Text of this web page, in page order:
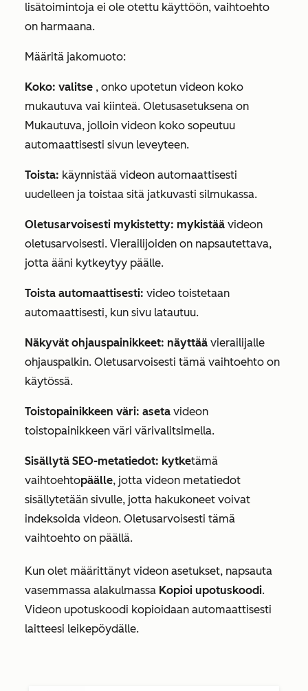
lisätoimintoja ei ole otettu käyttöön, vaihtoehto
on harmaana.
Määritä jakomuoto:
Koko: valitse , onko upotetun videon koko
mukautuva vai kiinteä. Oletusasetuksena on
Mukautuva, jolloin videon koko sopeutuu
automaattisesti sivun leveyteen.
Toista: käynnistää videon automaattisesti
uudelleen ja toistaa sitä jatkuvasti silmukassa.
Oletusarvoisesti mykistetty: mykistää videon
oletusarvoisesti. Vierailijoiden on napsautettava,
jotta ääni kytkeytyy päälle.
Toista automaattisesti: video toistetaan
automaattisesti, kun sivu latautuu.
Näkyvät ohjauspainikkeet: näyttää vierailijalle
ohjauspalkin. Oletusarvoisesti tämä vaihtoehto on
käytössä.
Toistopainikkeen väri: aseta videon
toistopainikkeen väri värivalitsimella.
Sisällytä SEO-metatiedot: kytketämä
vaihtoehtopäälle, jotta videon metatiedot
sisällytetään sivulle, jotta hakukoneet voivat
indeksoida videon. Oletusarvoisesti tämä
vaihtoehto on päällä.
Kun olet määrittänyt videon asetukset, napsauta
vasemmassa alakulmassa Kopioi upotuskoodi.
Videon upotuskoodi kopioidaan automaattisesti
laitteesi leikepöydälle.